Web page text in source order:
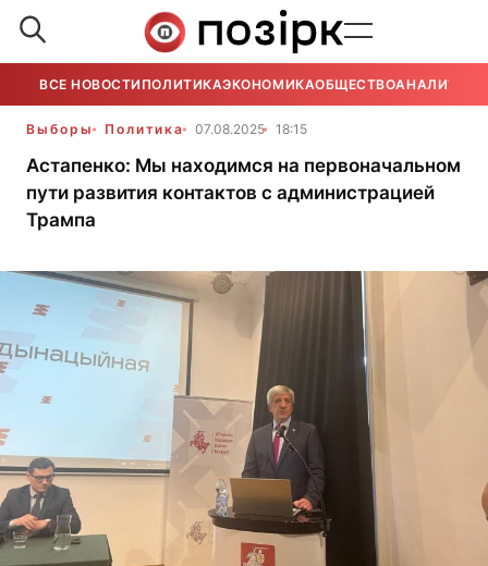
ВСЕ НОВОСТИ ПОЛИТИКАЭКОНОМИКАОБЩЕСТВОАНАЛИТИКА
Выборы Политика 07.08.2025 18:15
Астапенко: Мы находимся на первоначальном
пути развития контактов с администрацией
Трампа